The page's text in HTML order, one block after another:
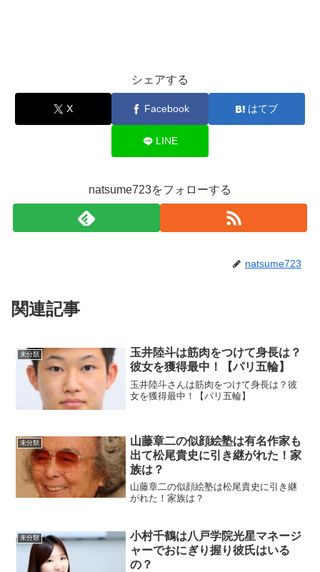
シェアする
X Facebook はてブ
LINE
natsume723をフォローする
natsume723
関連記事
未分類
玉井陸斗は筋肉をつけて身長は？
彼女を獲得最中！【パリ五輪】
玉井陸斗さんは筋肉をつけて身長は？彼
女を獲得最中！【パリ五輪】
未分類
山藤章二の似顔絵塾は有名作家も
出て松尾貴史に引き継がれた！家
族は？
山藤章二の似顔絵塾は松尾貴史に引き継
がれた！家族は？
未分類
小村千鶴は八戸学院光星マネージ
ャーでおにぎり握り彼氏はいる
の？